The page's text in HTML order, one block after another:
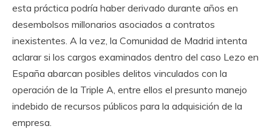
esta práctica podría haber derivado durante años en
desembolsos millonarios asociados a contratos
inexistentes. A la vez, la Comunidad de Madrid intenta
aclarar si los cargos examinados dentro del caso Lezo en
España abarcan posibles delitos vinculados con la
operación de la Triple A, entre ellos el presunto manejo
indebido de recursos públicos para la adquisición de la
empresa.